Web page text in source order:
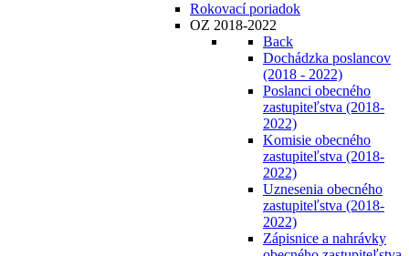
Rokovací poriadok
OZ 2018-2022
Back
Dochádzka poslancov
(2018 - 2022)
Poslanci obecného
zastupiteľstva (2018-
2022)
Komisie obecného
zastupiteľstva (2018-
2022)
Uznesenia obecného
zastupiteľstva (2018-
2022)
Zápisnice a nahrávky